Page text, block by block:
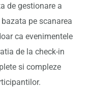
de gestionare a
bazata pe scanarea
ca evenimentele
de la check-in
si compleze